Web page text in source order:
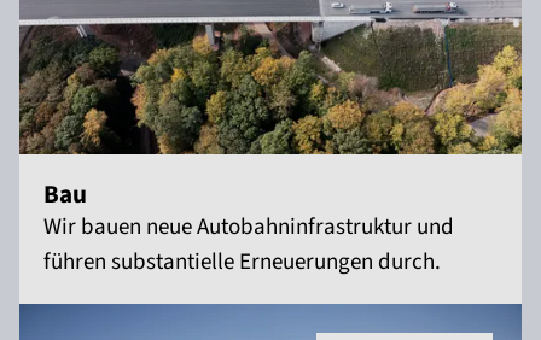
Bau
Wir bauen neue Autobahninfrastruktur und
führen substantielle Erneuerungen durch.